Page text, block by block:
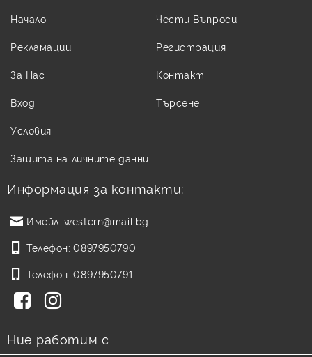
Начало
Рекламации
За Нас
Вход
Чести Въпроси
Регистрация
Контакт
Търсене
Условия
Защита на личните данни
Информация за контакти:
Имейл: western@mail.bg
Телефон: 0897950790
Телефон: 0897950791
Ние работим с